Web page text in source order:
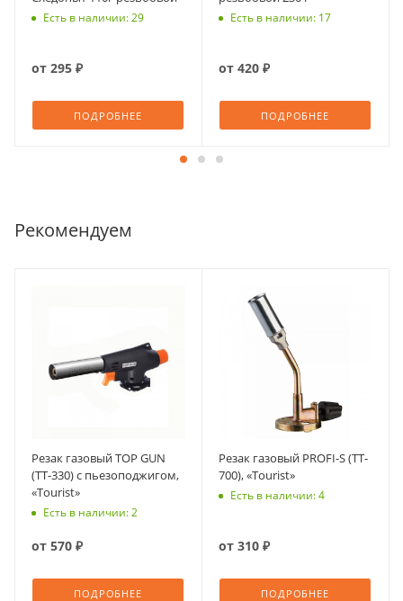
Есть в наличии: 29
от 295 ₽
ПОДРОБНЕЕ
Есть в наличии: 17
от 420 ₽
ПОДРОБНЕЕ
Рекомендуем
Резак газовый TOP GUN
(TT-330) с пьезоподжигом,
«Tourist»
Есть в наличии: 2
от 570 ₽
ПОДРОБНЕЕ
Резак газовый PROFI-S (TT-
700), «Tourist»
Есть в наличии: 4
от 310 ₽
ПОДРОБНЕЕ